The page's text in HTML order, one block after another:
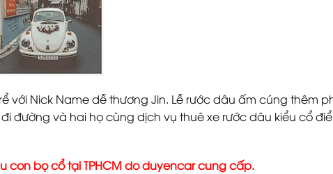
với Nick Name dễ thương Jin. Lễ rước dâu ấm cúng thêm
đường và hai họ cùng dịch vụ thuê xe rước dâu kiểu cổ
con bọ cổ tại TPHCM do duyencar cung cấp.